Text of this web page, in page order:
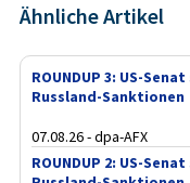
Ähnliche Artikel
ROUNDUP 3: US-
Russland-Sanktionen
07.08.26 - dpa-AFX
ROUNDUP 2: US-